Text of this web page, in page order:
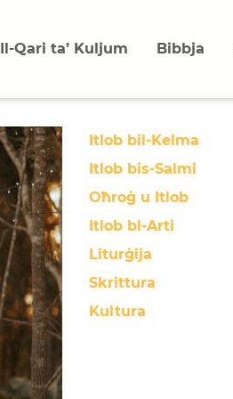
Il-Qari ta’ Kuljum Bibbja
Itlob bil-Kelma
Itlob bis-Salmi
Oħroġ u Itlob
Itlob bl-Arti
Liturġija
Skrittura
Kultura